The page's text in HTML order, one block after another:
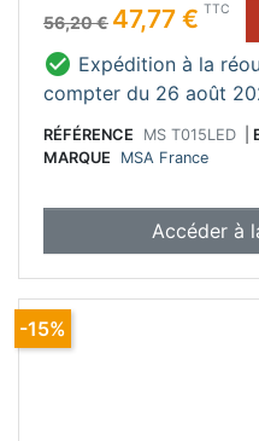
Prix de base
56,20 €
Prix 47,77 € TTC
 Expédition à la
compter du 26 août
RÉFÉRENCE MS T015LED
MARQUE
MSA France
Accéder à
-15%